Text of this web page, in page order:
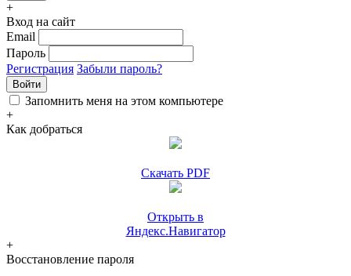
+
Вход на сайт
Email
Пароль
Регистрация Забыли пароль?
Войти
Запомнить меня на этом компьютере
+
Как добраться
Скачать PDF
Открыть в
Яндекс.Навигатор
+
Восстановление пароля